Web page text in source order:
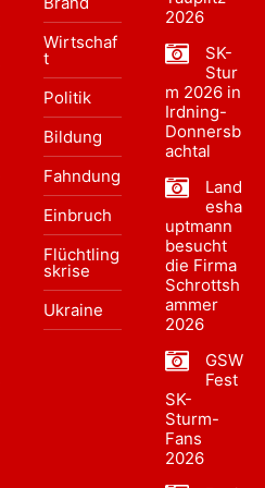
Wirtschaf
t
Politik
Bildung
Fahndung
Einbruch
Flüchtling
skrise
Ukraine
2026
SK-
Stur
m 2026 in
Irdning-
Donnersb
achtal
Land
esha
uptmann
besucht
die Firma
Schrottsh
ammer
2026
GSW
Fest
SK-
Sturm-
Fans
2026